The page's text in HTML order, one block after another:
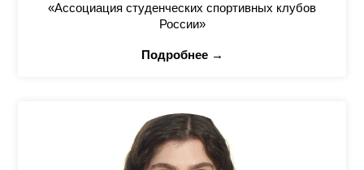
«Ассоциация студенческих спортивных клубов
России»
Подробнее →